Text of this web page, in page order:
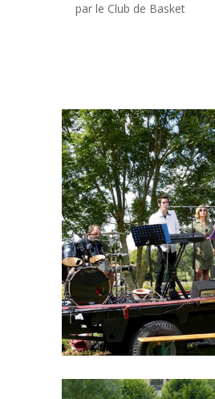
par le Club de Basket